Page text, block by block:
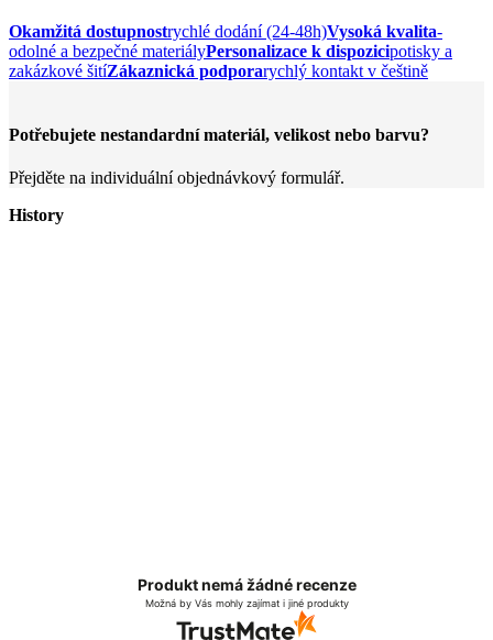
Okamžitá dostupnostrychlé dodání (24-48h)Vysoká kvalita-
odolné a bezpečné materiályPersonalizace k dispozicipotisky a
zakázkové šitíZákaznická podporarychlý kontakt v češtině
Potřebujete nestandardní materiál, velikost nebo barvu?
Přejděte na individuální objednávkový formulář.
History
Produkt nemá žádné recenze
Možná by Vás mohly zajímat i jiné produkty